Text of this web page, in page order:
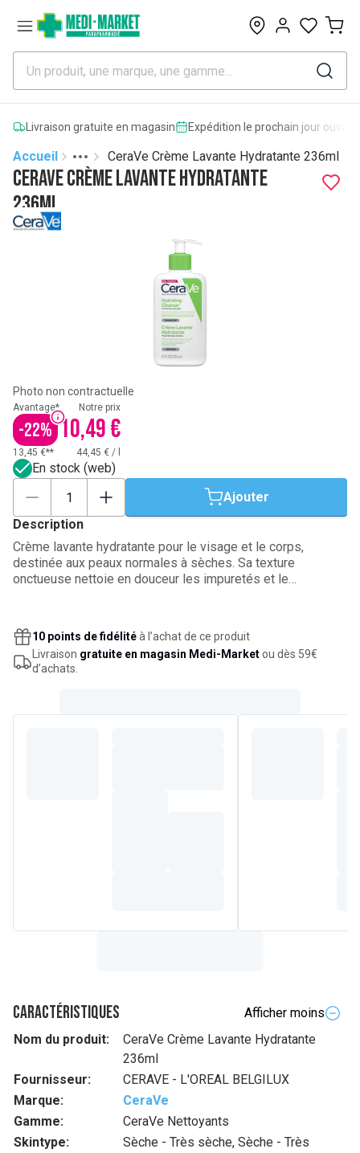
0
Livraison gratuite en magasin Expédition le prochain jour
Accueil
More
Toggle menu
CeraVe Crème Lavante Hydratante 236ml
CeraVe Crème Lavante Hydratante
236ml
Photo non contractuelle
Avantage*
-22%
Notre prix
10,49 €
13,45 €** 44,45 € /
En stock (web)
Ajouter
Description
Crème lavante hydratante pour le visage et le corps,
destinée aux peaux normales à sèches. Sa texture
onctueuse nettoie en douceur les impuretés et le
de l’acide hyaluronique et la technologie MVE, elle
contribue à maintenir l’hydratation jusqu’à 24 heures et à
renforcer la barrière cutanée. Convient à toute la famille.
10 points de fidélitéà l’achat de ce produit
Livraison gratuite en magasin Medi-Marketou dès 59€
d’achats.
Caractéristiques
Afficher moins
Nom du produit:
CeraVe Crème Lavante Hydratante
236ml
Fournisseur:
CERAVE - L'OREAL BELGILUX
Marque:
CeraVe
Gamme:
CeraVe Nettoyants
Skintype:
Sèche - Très sèche, Sèche - Très